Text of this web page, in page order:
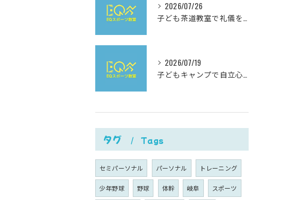
2026/07/26
子ども茶道教室で礼儀を学ぶ岐阜県岐阜市柳津町高桑西の体験と費用ガイド
2026/07/19
子どもキャンプで自立心と社会性を伸ばす夏休み充実ガイド
タグ Tags
セミパーソナル パーソナル トレーニング
少年野球 野球 体幹 岐阜 スポーツ